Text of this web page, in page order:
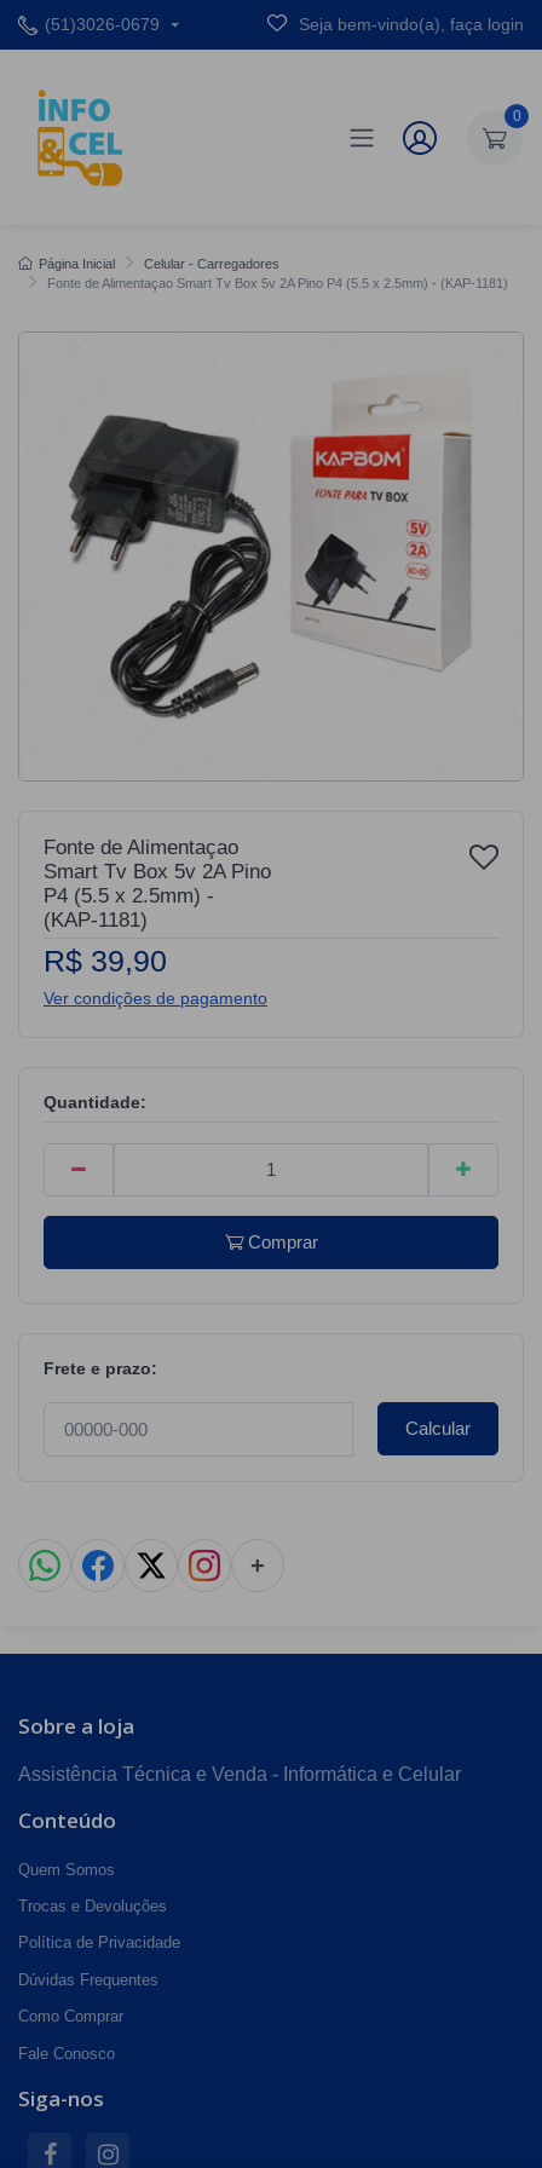
(51)3026-0679 Seja bem-vindo(a), faça login
0
Página Inicial
Celular - Carregadores
Fonte de Alimentaçao Smart Tv Box 5v 2A Pino P4 (5.5 x 2.5mm) - (KAP-1181)
Fonte de Alimentaçao
Smart Tv Box 5v 2A Pino
P4 (5.5 x 2.5mm) -
(KAP-1181)
R$ 39,90
Ver condições de pagamento
Quantidade:
Comprar
Frete e prazo:
Calcular
+
Sobre a loja
Assistência Técnica e Venda - Informática e Celular
Conteúdo
Quem Somos
Trocas e Devoluções
Política de Privacidade
Dúvidas Frequentes
Como Comprar
Fale Conosco
Siga-nos